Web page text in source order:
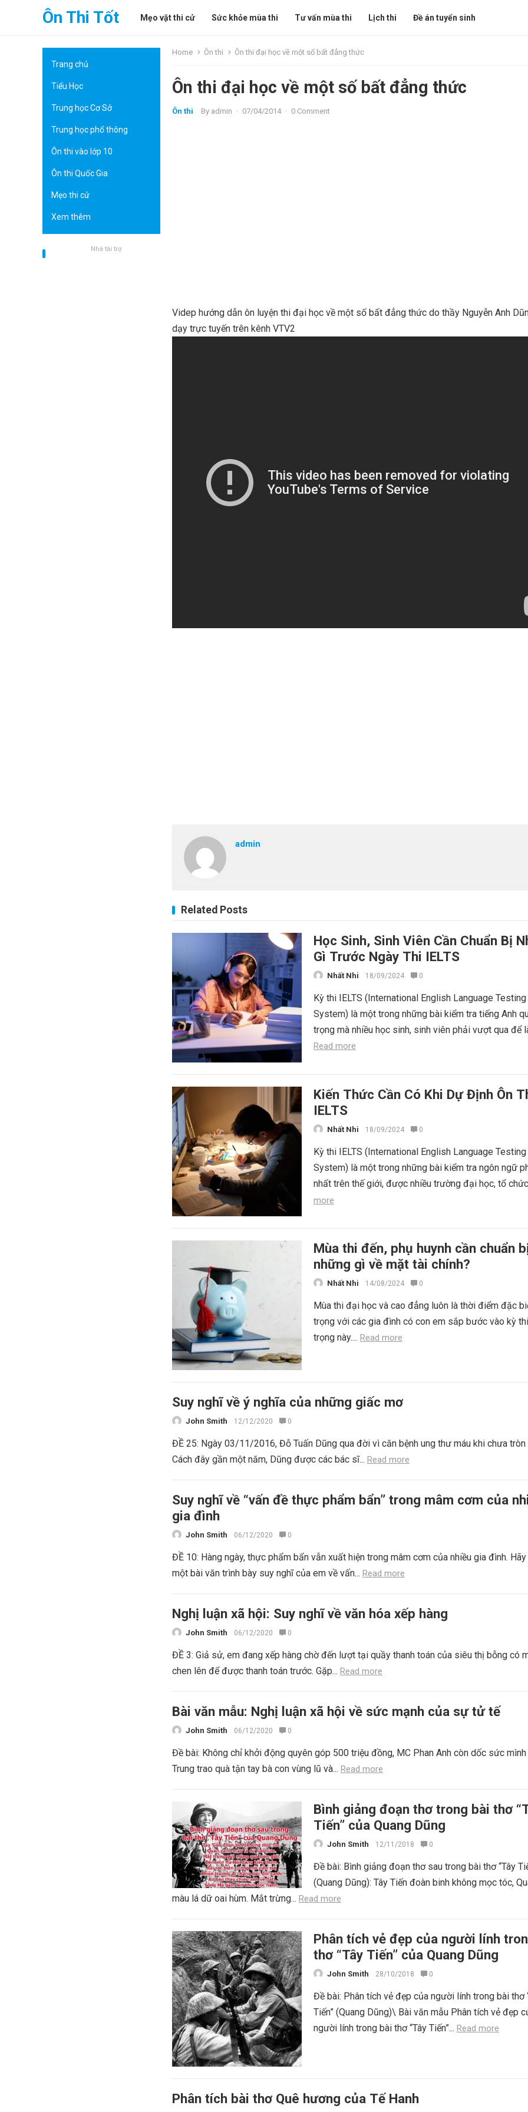
Ôn Thi Tốt Mẹo vặt thi cử Sức khỏe mùa thi Tư vấn mùa thi Lịch thi Đề án tuyển sinh
Trang chủ
Tiểu Học
Trung học Cơ Sở
Trung học phổ thông
Ôn thi vào lớp 10
Ôn thi Quốc Gia
Mẹo thi cử
Xem thêm
Nhà tài trợ
Home Ôn thi Ôn thi đại học về một số bất đẳng thức
Ôn thi đại học về một số bất đẳng thức
Ôn thi By admin · 07/04/2014 · 0 Comment
Videp hướng dẫn ôn luyện thi đại học về một số bất đẳng thức do thầy Nguyễn Anh
dạy trực tuyến trên kênh VTV2
admin
Related Posts
Học Sinh, Sinh Viên Cần Chuẩn Bị
Gì Trước Ngày Thi IELTS
Nhất Nhi 18/09/2024 0
Kỳ thi IELTS (International English Language Testing
System) là một trong những bài kiểm tra tiếng Anh
trọng mà nhiều học sinh, sinh viên phải vượt qua để
Read more
Kiến Thức Cần Có Khi Dự Định Ôn
IELTS
Nhất Nhi 18/09/2024 0
Kỳ thi IELTS (International English Language Testing
System) là một trong những bài kiểm tra ngôn ngữ
nhất trên thế giới, được nhiều trường đại học, tổ
more
Mùa thi đến, phụ huynh cần chuẩn
những gì về mặt tài chính?
Nhất Nhi 14/08/2024 0
Mùa thi đại học và cao đẳng luôn là thời điểm đặc
trọng với các gia đình có con em sắp bước vào kỳ
trọng này.... Read more
Suy nghĩ về ý nghĩa của những giấc mơ
John Smith 12/12/2020 0
ĐỀ 25: Ngày 03/11/2016, Đỗ Tuấn Dũng qua đời vì căn bệnh ung thư máu khi chưa tròn
Cách đây gần một năm, Dũng được các bác sĩ... Read more
Suy nghĩ về “vấn đề thực phẩm bẩn” trong mâm cơm của
gia đình
John Smith 06/12/2020 0
ĐỀ 10: Hàng ngày, thực phẩm bẩn vẫn xuất hiện trong mâm cơm của nhiều gia đình.
một bài văn trình bày suy nghĩ của em về vấn... Read more
Nghị luận xã hội: Suy nghĩ về văn hóa xếp hàng
John Smith 06/12/2020 0
ĐỀ 3: Giả sử, em đang xếp hàng chờ đến lượt tại quầy thanh toán của siêu thị bỗng có
chen lên để được thanh toán trước. Gặp... Read more
Bài văn mẫu: Nghị luận xã hội về sức mạnh của sự tử tế
John Smith 06/12/2020 0
Đề bài: Không chỉ khởi động quyên góp 500 triệu đồng, MC Phan Anh còn dốc sức mình
Trung trao quà tận tay bà con vùng lũ và... Read more
Bình giảng đoạn thơ trong bài thơ
Tiến” của Quang Dũng
John Smith 12/11/2018 0
Đề bài: Bình giảng đoạn thơ sau trong bài thơ “Tây
(Quang Dũng): Tây Tiến đoàn binh không mọc tóc,
màu lá dữ oai hùm. Mắt trừng... Read more
Phân tích vẻ đẹp của người lính
thơ “Tây Tiến” của Quang Dũng
John Smith 28/10/2018 0
Đề bài: Phân tích vẻ đẹp của người lính trong bài thơ
Tiến” (Quang Dũng)\ Bài văn mẫu Phân tích vẻ đẹp
người lính trong bài thơ “Tây Tiến”... Read more
Phân tích bài thơ Quê hương của Tế Hanh